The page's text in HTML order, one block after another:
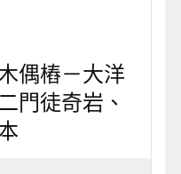
偶樁－大洋
門徒奇岩、